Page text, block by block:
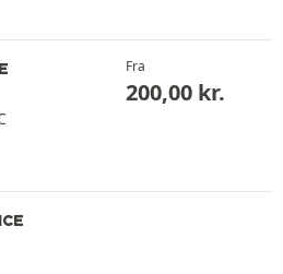
Fra
200,00 kr.